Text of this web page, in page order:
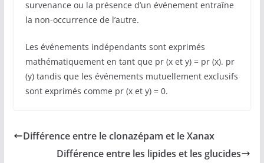
survenance ou la présence d’un événement entraîne
la non-occurrence de l’autre.
Les événements indépendants sont exprimés
mathématiquement en tant que pr (x et y) = pr (x). pr
(y) tandis que les événements mutuellement exclusifs
sont exprimés comme pr (x et y) = 0.
Différence entre le clonazépam et le Xanax
Différence entre les lipides et les glucides